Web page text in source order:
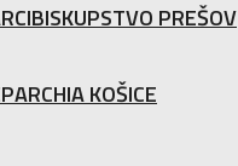
PREŠOV
KOŠICE